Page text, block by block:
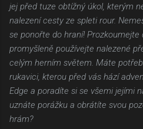
jej před tuze obtížný úkol, kterým
nalezení cesty ze spleti rour.
se ponořte do hraní! Prozkoumejte
promyšleně používejte nalezené
celým herním světem. Máte
rukavici, kterou před vás hází
Edge a poradíte si se všemi jejími
uznáte porážku a obrátíte svou
hrám?